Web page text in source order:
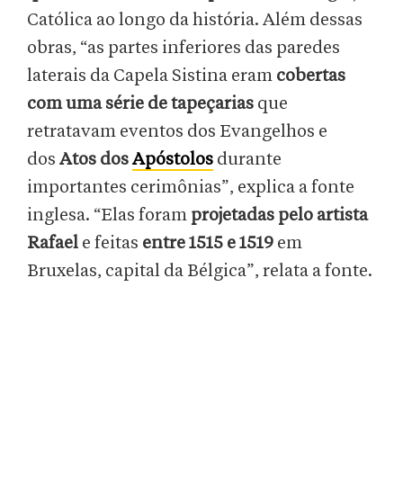
Católica ao longo da história. Além dessas
obras, “as partes inferiores das paredes
laterais da Capela Sistina eram cobertas
com uma série de tapeçarias que
retratavam eventos dos Evangelhos e
dos Atos dosApóstolos durante
importantes cerimônias”, explica a fonte
inglesa. “Elas foram projetadas pelo artista
Rafael e feitas entre 1515 e 1519 em
Bruxelas, capital da Bélgica”, relata a fonte.